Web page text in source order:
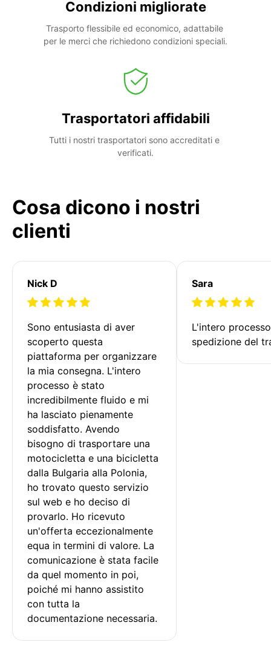
Condizioni migliorate
Trasporto flessibile ed economico, adattabile
per le merci che richiedono condizioni speciali.
Trasportatori affidabili
Tutti i nostri trasportatori sono accreditati e
verificati.
Cosa dicono i nostri
clienti
Nick D
Sono entusiasta di aver
scoperto questa
piattaforma per organizzare
la mia consegna. L'intero
processo è stato
incredibilmente fluido e mi
ha lasciato pienamente
soddisfatto. Avendo
bisogno di trasportare una
motocicletta e una bicicletta
dalla Bulgaria alla Polonia,
ho trovato questo servizio
sul web e ho deciso di
provarlo. Ho ricevuto
un'offerta eccezionalmente
equa in termini di valore. La
comunicazione è stata facile
da quel momento in poi,
poiché mi hanno assistito
con tutta la
documentazione necessaria.
Sara
L'intero
spedizione del